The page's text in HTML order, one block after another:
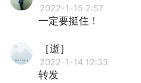
2022-1-15 2:57
一定要挺住！
［逝］
2022-1-14 12:33
转发